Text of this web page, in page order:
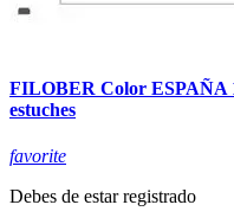
FILOBER Color ESPAÑA
estuches
favorite
Debes de estar registrado